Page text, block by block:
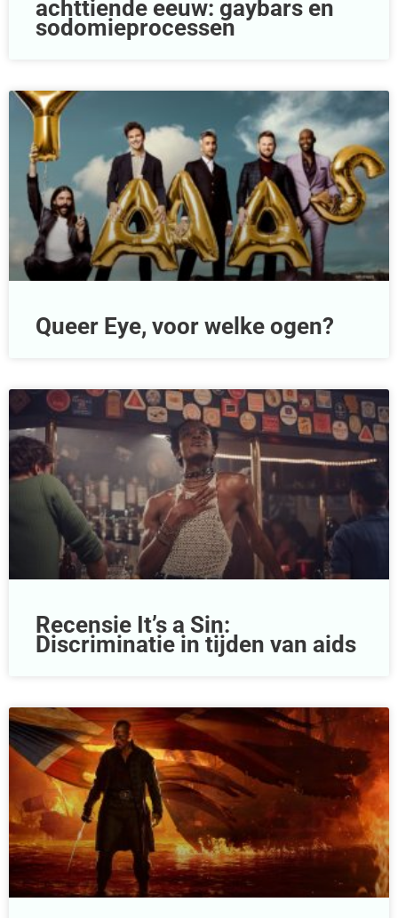
achttiende eeuw: gaybars en
sodomieprocessen
Queer Eye, voor welke ogen?
Recensie It’s a Sin:
Discriminatie in tijden van aids